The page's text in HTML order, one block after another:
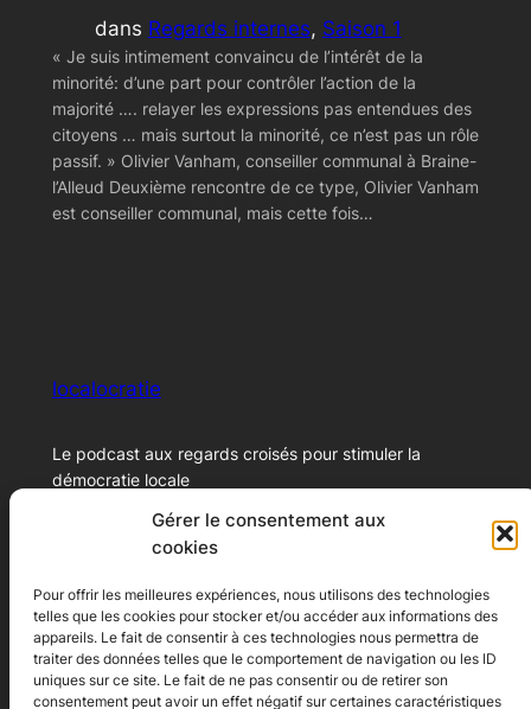
Gérer le consentement aux
cookies
Pour offrir les meilleures expériences, nous utilisons des technologies
telles que les cookies pour stocker et/ou accéder aux informations des
appareils. Le fait de consentir à ces technologies nous permettra de
traiter des données telles que le comportement de navigation ou les ID
uniques sur ce site. Le fait de ne pas consentir ou de retirer son
consentement peut avoir un effet négatif sur certaines caractéristiques
dans Regards internes, Saison 1
« Je suis intimement convaincu de l’intérêt de la
minorité: d’une part pour contrôler l’action de la
majorité …. relayer les expressions pas entendues des
citoyens … mais surtout la minorité, ce n’est pas un rôle
passif. » Olivier Vanham, conseiller communal à Braine-
l’Alleud Deuxième rencontre de ce type, Olivier Vanham
est conseiller communal, mais cette fois…
localocratie
Le podcast aux regards croisés pour stimuler la
démocratie locale
© 2024 – Xavier Marichal
Ecoutez le podcast
Youtube
A propos
A propos